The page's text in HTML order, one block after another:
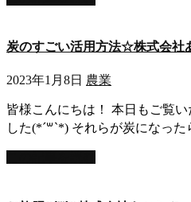
炭のすごい活用方法☆株式会社
2023年1月8日 農業
皆様こんにちは！ 本日もご覧
した(*´꒳`*) それらが炭になっ